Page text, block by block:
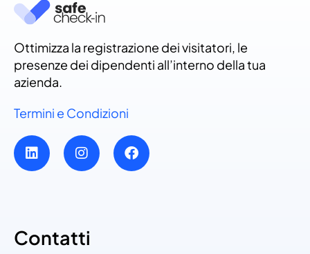
Ottimizza la registrazione dei visitatori, le
presenze dei dipendenti all’interno della tua
azienda.
Termini e Condizioni
Contatti